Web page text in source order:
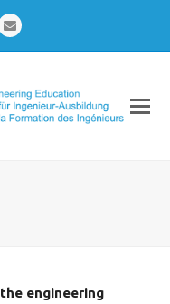
Email
engineering